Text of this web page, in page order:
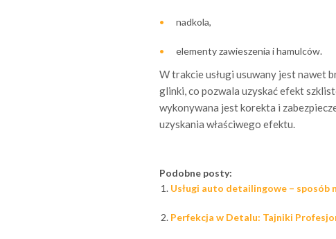
nadkola,
elementy zawieszenia i hamulców.
W trakcie usługi usuwany jest nawet
glinki, co pozwala uzyskać efekt
wykonywana jest korekta i
uzyskania właściwego efektu.
Podobne posty:
Usługi auto detailingowe – sposób
Perfekcja w Detalu: Tajniki